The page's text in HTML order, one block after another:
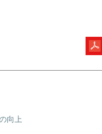
向上